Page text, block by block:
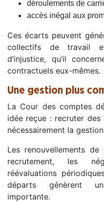
déroulements de
accès inégal aux
Ces écarts peuvent
collectifs de travail
d’injustice, qu’il
contractuels eux-mêmes.
Une gestion plus
La Cour des comptes
idée reçue : recruter
nécessairement la
Les renouvellements
recrutement, les
réévaluations
départs génèrent
importante.